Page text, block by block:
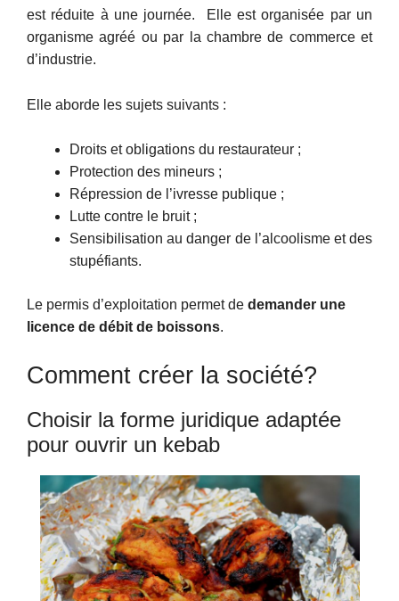
est réduite à une journée. Elle est organisée par un
organisme agréé ou par la chambre de commerce et
d’industrie.
Elle aborde les sujets suivants :
Droits et obligations du restaurateur ;
Protection des mineurs ;
Répression de l’ivresse publique ;
Lutte contre le bruit ;
Sensibilisation au danger de l’alcoolisme et des
stupéfiants.
Le permis d’exploitation permet de demander une
licence de débit de boissons.
Comment créer la société?
Choisir la forme juridique adaptée
pour ouvrir un kebab